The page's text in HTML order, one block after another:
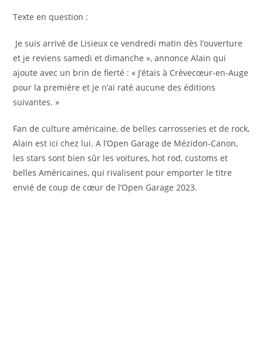
Texte en question :
Je suis arrivé de Lisieux ce vendredi matin dès l’ouverture
et je reviens samedi et dimanche », annonce Alain qui
ajoute avec un brin de fierté :« J’étais à Crèvecœur-en-Auge
pour la première et je n’ai raté aucune des éditions
suivantes. »
Fan de culture américaine, de belles carrosseries et de rock,
Alain est ici chez lui. A l’Open Garage de Mézidon-Canon,
les stars sont bien sûr les voitures, hot rod, customs et
belles Américaines, qui rivalisent pour emporter le titre
envié de coup de cœur de l’Open Garage 2023.